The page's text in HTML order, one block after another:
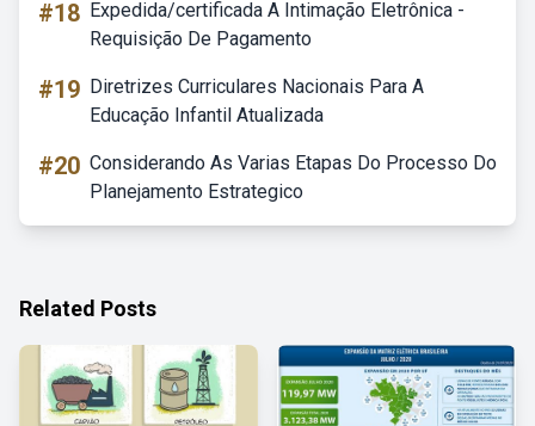
#18 Expedida/certificada A Intimação Eletrônica -
Requisição De Pagamento
#19 Diretrizes Curriculares Nacionais Para A
Educação Infantil Atualizada
#20 Considerando As Varias Etapas Do Processo Do
Planejamento Estrategico
Related Posts